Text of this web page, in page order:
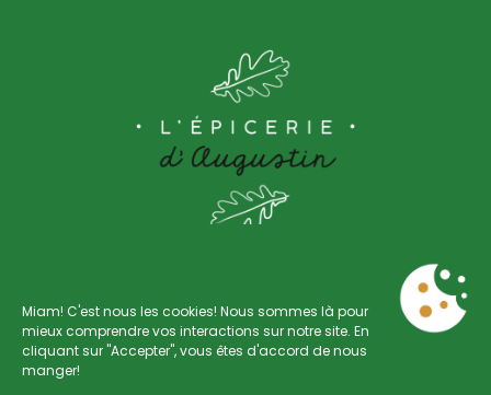
Miam! C'est nous les cookies! Nous sommes là pour
mieux comprendre vos interactions sur notre site. En
cliquant sur "Accepter", vous êtes d'accord de nous
manger!
Rue Saint-Gilles 88